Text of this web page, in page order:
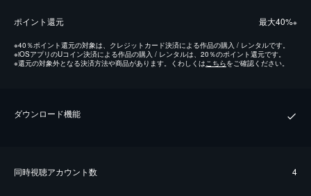
ポイント還元 最⼤40%※
※40％ポイント還元の対象は、クレジットカード決済による作品の購入 / レンタルです。
※iOSアプリのUコイン決済による作品の購入 / レンタルは、20％のポイント還元です。
※還元の対象外となる決済方法や商品があります。くわしくはこちらをご確認ください。
ダウンロード機能
同時視聴アカウント数 4